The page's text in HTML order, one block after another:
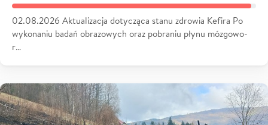
02.08.2026 Aktualizacja dotycząca stanu zdrowia Kefira Po
wykonaniu badań obrazowych oraz pobraniu płynu mózgowo-
r…